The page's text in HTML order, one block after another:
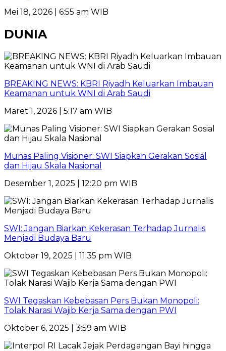
Mei 18, 2026 | 6:55 am WIB
DUNIA
BREAKING NEWS: KBRI Riyadh Keluarkan Imbauan
Keamanan untuk WNI di Arab Saudi
Maret 1, 2026 | 5:17 am WIB
Munas Paling Visioner: SWI Siapkan Gerakan Sosial
dan Hijau Skala Nasional
Desember 1, 2025 | 12:20 pm WIB
SWI: Jangan Biarkan Kekerasan Terhadap Jurnalis
Menjadi Budaya Baru
Oktober 19, 2025 | 11:35 pm WIB
SWI Tegaskan Kebebasan Pers Bukan Monopoli:
Tolak Narasi Wajib Kerja Sama dengan PWI
Oktober 6, 2025 | 3:59 am WIB